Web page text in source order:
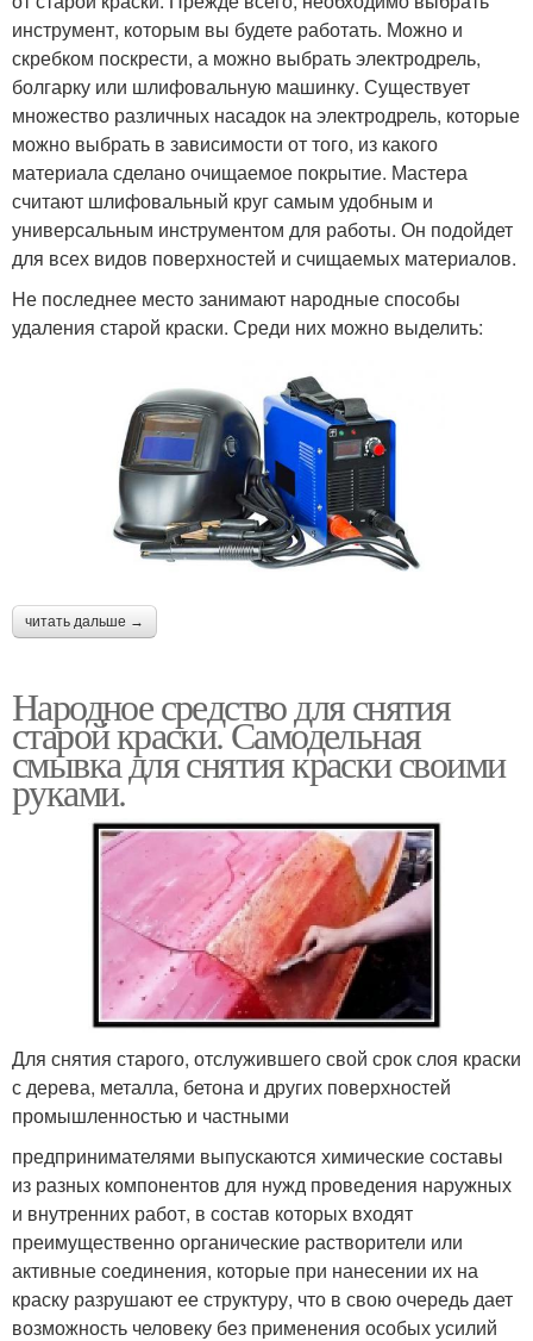
инструмент, которым вы будете работать. Можно и
скребком поскрести, а можно выбрать электродрель,
болгарку или шлифовальную машинку. Существует
множество различных насадок на электродрель, которые
можно выбрать в зависимости от того, из какого
материала сделано очищаемое покрытие. Мастера
считают шлифовальный круг самым удобным и
универсальным инструментом для работы. Он подойдет
для всех видов поверхностей и счищаемых материалов.
Не последнее место занимают народные способы
удаления старой краски. Среди них можно выделить:
читать дальше →
Народное средство для снятия
старой краски. Самодельная
смывка для снятия краски своими
руками.
Для снятия старого, отслужившего свой срок слоя краски
с дерева, металла, бетона и других поверхностей
промышленностью и частными
предпринимателями выпускаются химические составы
из разных компонентов для нужд проведения наружных
и внутренних работ, в состав которых входят
преимущественно органические растворители или
активные соединения, которые при нанесении их на
краску разрушают ее структуру, что в свою очередь дает
возможность человеку без применения особых усилий